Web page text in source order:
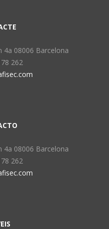
4a 08006 Barcelona
262
4a 08006 Barcelona
262